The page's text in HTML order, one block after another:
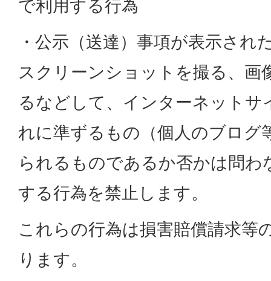
で利用する行為
・公示（送達）事項が表示され
スクリーンショットを撮る、画
るなどして、インターネットサ
れに準ずるもの（個人のブログ
られるものであるか否かは問わ
する行為を禁止します。
これらの行為は損害賠償請求等
ります。